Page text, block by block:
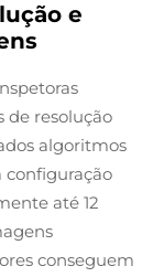
e
de resolução
algoritmos
configuração
até 12
conseguem